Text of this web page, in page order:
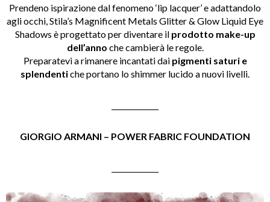
Prendeno ispirazione dal fenomeno ‘lip lacquer’ e adattandolo
agli occhi, Stila’s Magnificent Metals Glitter & Glow Liquid Eye
Shadows è progettato per diventare il prodotto make-up
dell’anno che cambierà le regole.
Preparatevi a rimanere incantati dai pigmenti saturi e
splendentiche portano lo shimmer lucido a nuovi livelli.
GIORGIO ARMANI – POWER FABRIC FOUNDATION